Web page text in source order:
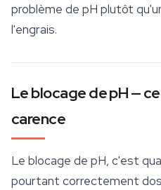
problème de pH plutôt
l'engrais.
Le blocage de pH —
carence
Le blocage de pH, c'est
pourtant correctement